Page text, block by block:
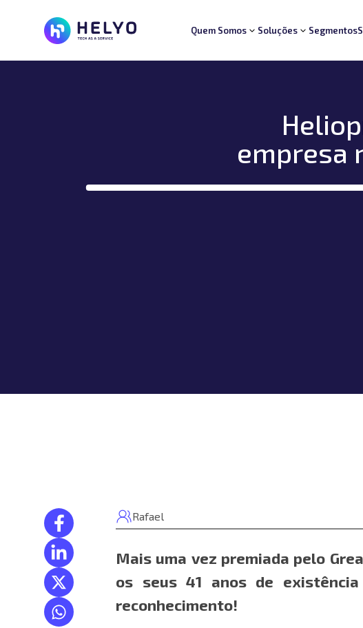
Quem Somos Soluções Segmentos
Quem Somos
empresa
Rafael
Mais uma vez premiada pelo
os seus 41 anos de
reconhecimento!